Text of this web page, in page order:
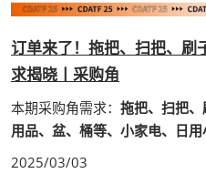
订单来了！拖把、扫把、刷
求揭晓丨采购角
本期采购角需求： 拖把、扫把
用品、盆、桶等、小家电、日用
2025/03/03